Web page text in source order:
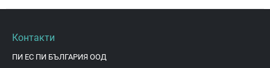
Контакти
ПИ ЕС ПИ БЪЛГАРИЯ ООД